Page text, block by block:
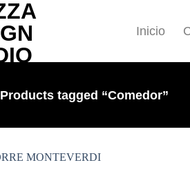
Inicio
Products tagged “Comedor”